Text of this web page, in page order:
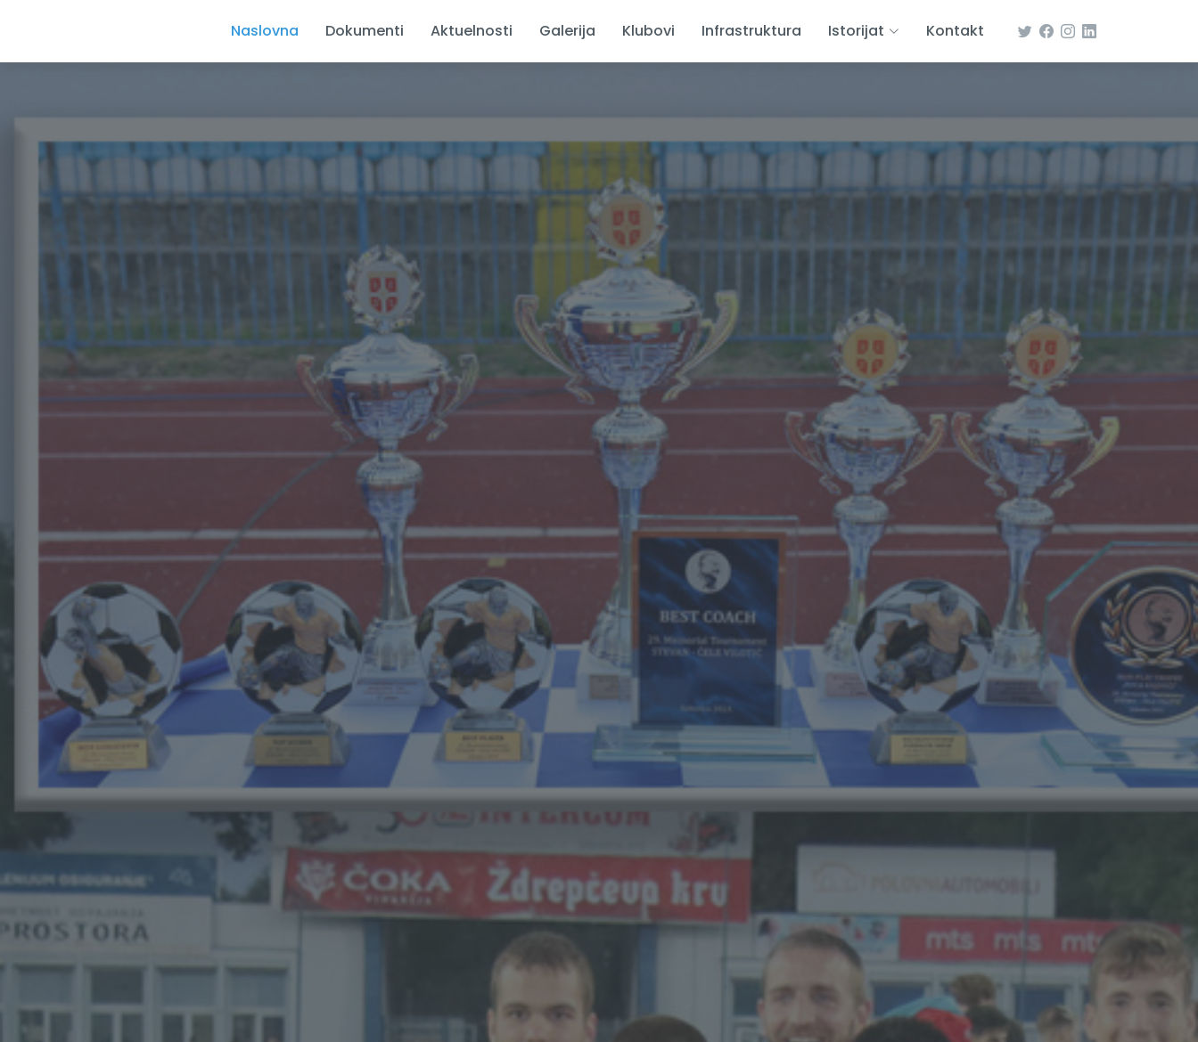
Naslovna Dokumenti Aktuelnosti Galerija Klubovi Infrastruktura Istorijat Kontakt